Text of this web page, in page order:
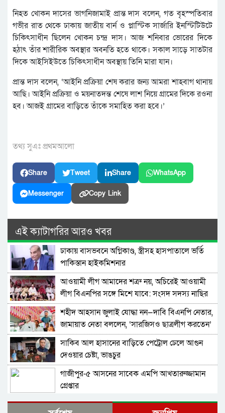
নিহত খোকন দাসের ভাগনিজামাই প্রান্ত দাস বলেন, গত বৃহস্পতিবার
গভীর রাত থেকে ঢাকায় জাতীয় বার্ন ও প্লাস্টিক সার্জারি ইনস্টিটিউটে
চিকিৎসাধীন ছিলেন খোকন চন্দ্র দাস। আজ শনিবার ভোরের দিকে
হঠাৎ তাঁর শারীরিক অবস্থার অবনতি হতে থাকে। সকাল সাড়ে সাতটার
দিকে আইসিইউতে চিকিৎসাধীন অবস্থায় তিনি মারা যান।
প্রান্ত দাস বলেন, ‘আইনি প্রক্রিয়া শেষ করার জন্য আমরা শাহবাগ থানায়
আছি। আইনি প্রক্রিয়া ও ময়নাতদন্ত শেষে লাশ নিয়ে গ্রামের দিকে রওনা
হব। আজই গ্রামের বাড়িতে তাঁকে সমাহিত করা হবে।’
তথ্য সুএঃ প্রথমআলো
Share Tweet Share WhatsApp
Messenger Copy Link
এই ক্যাটাগরির আরও খবর
ঢাকায় বাসভবনে অগ্নিকাণ্ড, স্ত্রীসহ হাসপাতালে ভর্তি
পাকিস্তান হাইকমিশনার
আওয়ামী লীগ আমাদের শত্রু নয়, অচিরেই আওয়ামী
লীগ বিএনপির সঙ্গে মিশে যাবে: সংসদ সদস্য নাছির
শহীদ আহসান জুলাই যোদ্ধা নন—দাবি বিএনপি নেতার,
জামায়াত নেতা বললেন, ‘সারজিসও ছাত্রলীগ করতেন’
সাকিব আল হাসানের বাড়িতে পেট্রোল ঢেলে আগুন
দেওয়ার চেষ্টা, ভাঙচুর
গাজীপুর-৫ আসনের সাবেক এমপি আখতারুজ্জামান
গ্রেপ্তার
ফেনীর পুলিশ সুপার; যত কিছুই করি না কেন, কারোরই